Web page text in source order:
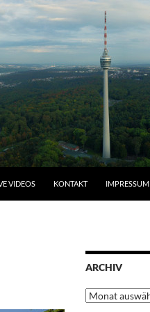
VIDEOS KONTAKT IMPRESSUM
ARCHIV
Archiv